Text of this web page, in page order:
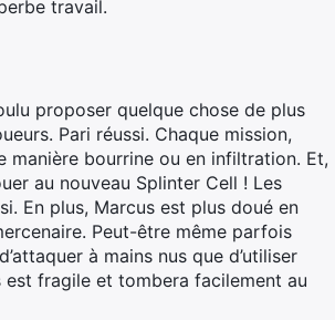
travail.
proposer quelque chose de plus
Pari réussi. Chaque mission,
manière bourrine ou en infiltration. Et,
au nouveau Splinter Cell ! Les
En plus, Marcus est plus doué en
Peut-être même parfois
à mains nus que d’utiliser
fragile et tombera facilement au